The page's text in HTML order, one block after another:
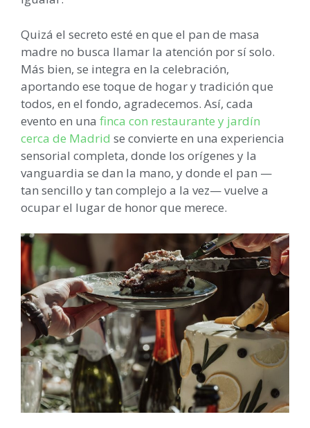
Quizá el secreto esté en que el pan de masa
madre no busca llamar la atención por sí solo.
Más bien, se integra en la celebración,
aportando ese toque de hogar y tradición que
todos, en el fondo, agradecemos. Así, cada
evento en una finca con restaurante y jardín
cerca de Madrid se convierte en una experiencia
sensorial completa, donde los orígenes y la
vanguardia se dan la mano, y donde el pan —
tan sencillo y tan complejo a la vez— vuelve a
ocupar el lugar de honor que merece.